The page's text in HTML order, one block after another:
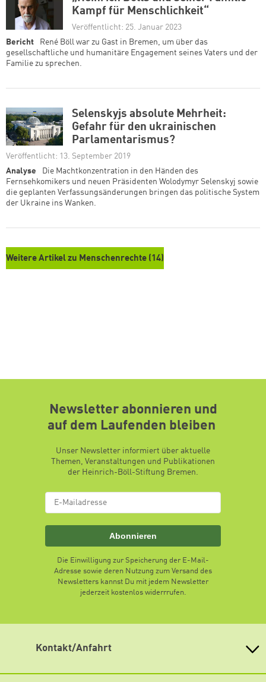
Kampf für Menschlichkeit“
Veröffentlicht: 25. Januar 2023
Bericht
René Böll war zu Gast in Bremen, um über das
gesellschaftliche und humanitäre Engagement seines Vaters und der
Familie zu sprechen.
Selenskyjs absolute Mehrheit:
Gefahr für den ukrainischen
Parlamentarismus?
Veröffentlicht: 13. September 2019
Analyse
Die Machtkonzentration in den Händen des
Fernsehkomikers und neuen Präsidenten Wolodymyr Selenskyj sowie
die geplanten Verfassungsänderungen bringen das politische System
der Ukraine ins Wanken.
Weitere Artikel zu Menschenrechte (14)
Newsletter abonnieren und
auf dem Laufenden bleiben
Unser Newsletter informiert über aktuelle
Themen, Veranstaltungen und Publikationen
der Heinrich-Böll-Stiftung Bremen.
Abonnieren
Die Einwilligung zur Speicherung der E-Mail-
Adresse sowie deren Nutzung zum Versand des
Newsletters kannst Du mit jedem Newsletter
jederzeit kostenlos widerrrufen.
Kontakt/Anfahrt